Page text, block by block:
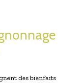
des bienfaits